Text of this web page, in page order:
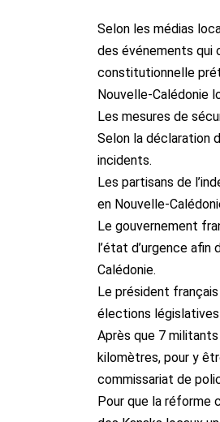
Selon les médias
des événements qui
constitutionnelle
Nouvelle-Calédonie
Les mesures de
Selon la déclaration
incidents.
Les partisans de
en Nouvelle-
Le gouvernement
l’état d’urgence
Calédonie.
Le président
élections
Après que 7
kilomètres, pour y
commissariat de
Pour que la réforme